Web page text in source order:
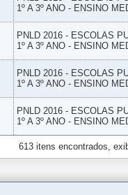
1º A 3º ANO - ENSINO
PNLD 2016 - ESCOLAS
1º A 3º ANO - ENSINO
PNLD 2016 - ESCOLAS
1º A 3º ANO - ENSINO
PNLD 2016 - ESCOLAS
1º A 3º ANO - ENSINO
613 itens encontrados,